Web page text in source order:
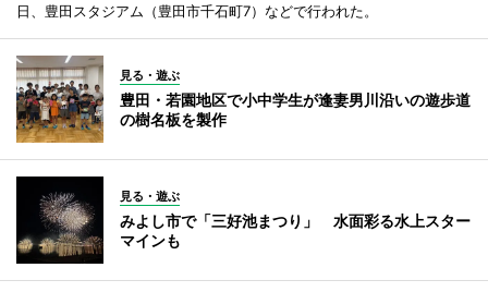
日、豊田スタジアム（豊田市千石町7）などで行われた。
見る・遊ぶ
豊田・若園地区で小中学生が逢妻男川沿いの遊歩道
の樹名板を製作
見る・遊ぶ
みよし市で「三好池まつり」 水面彩る水上スター
マインも